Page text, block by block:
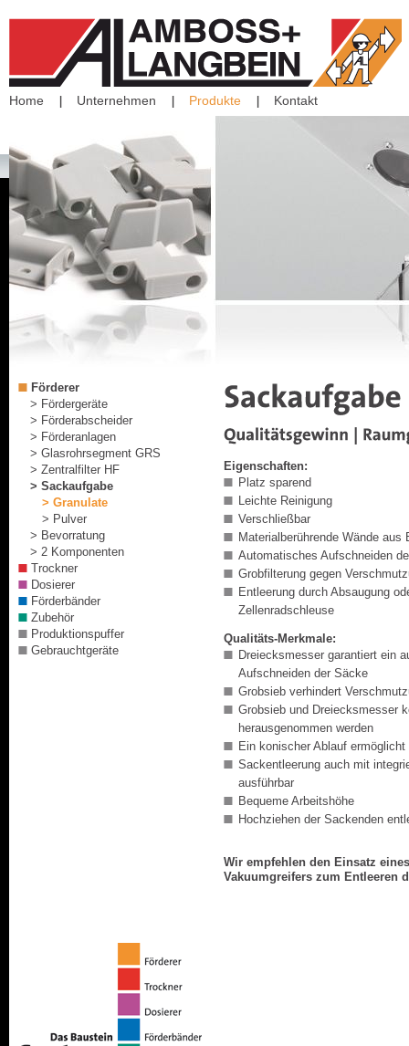
Home Unternehmen Produkte Kontakt
Förderer
> Fördergeräte
> Förderabscheider
> Förderanlagen
> Glasrohrsegment GRS
> Zentralfilter HF
> Sackaufgabe
> Granulate
> Pulver
> Bevorratung
> 2 Komponenten
Trockner
Dosierer
Förderbänder
Zubehör
Produktionspuffer
Gebrauchtgeräte
Eigenschaften:
Platz sparend
Leichte Reinigung
Verschließbar
Materialberührende Wände aus
Automatisches Aufschneiden
Grobfilterung gegen
Entleerung durch Absaugung
Zellenradschleuse
Qualitäts-Merkmale:
Dreiecksmesser garantiert ein
Aufschneiden der Säcke
Grobsieb verhindert
Grobsieb und Dreiecksmesser
herausgenommen werden
Ein konischer Ablauf
Sackentleerung auch mit
ausführbar
Bequeme Arbeitshöhe
Hochziehen der Sackenden
Wir empfehlen den Einsatz
Vakuumgreifers zum Entleeren